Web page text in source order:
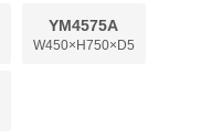
YM4575A
W450×H750×D5